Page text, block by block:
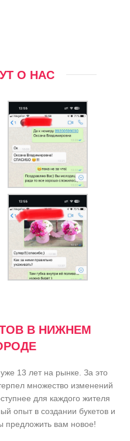
О НАС
В НИЖНЕМ
13 лет на рынке. За это
множество изменений
для каждого жителя
опыт в создании букетов и
предложить вам новое!